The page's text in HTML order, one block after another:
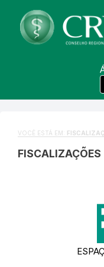
VOCÊ ESTÁ EM:
FISCALIZAÇÕES